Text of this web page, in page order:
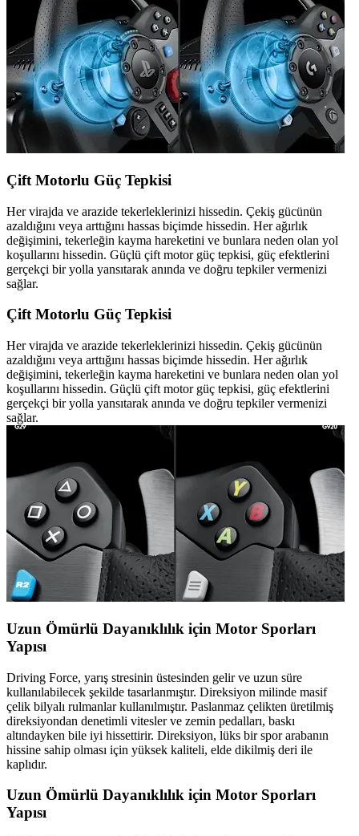
Çift Motorlu Güç Tepkisi
Her virajda ve arazide tekerleklerinizi hissedin. Çekiş gücünün
azaldığını veya arttığını hassas biçimde hissedin. Her ağırlık
değişimini, tekerleğin kayma hareketini ve bunlara neden olan yol
koşullarını hissedin. Güçlü çift motor güç tepkisi, güç efektlerini
gerçekçi bir yolla yansıtarak anında ve doğru tepkiler vermenizi
sağlar.
Çift Motorlu Güç Tepkisi
Her virajda ve arazide tekerleklerinizi hissedin. Çekiş gücünün
azaldığını veya arttığını hassas biçimde hissedin. Her ağırlık
değişimini, tekerleğin kayma hareketini ve bunlara neden olan yol
koşullarını hissedin. Güçlü çift motor güç tepkisi, güç efektlerini
gerçekçi bir yolla yansıtarak anında ve doğru tepkiler vermenizi
sağlar.
Uzun Ömürlü Dayanıklılık için Motor Sporları
Yapısı
Driving Force, yarış stresinin üstesinden gelir ve uzun süre
kullanılabilecek şekilde tasarlanmıştır. Direksiyon milinde masif
çelik bilyalı rulmanlar kullanılmıştır. Paslanmaz çelikten üretilmiş
direksiyondan denetimli vitesler ve zemin pedalları, baskı
altındayken bile iyi hissettirir. Direksiyon, lüks bir spor arabanın
hissine sahip olması için yüksek kaliteli, elde dikilmiş deri ile
kaplıdır.
Uzun Ömürlü Dayanıklılık için Motor Sporları
Yapısı